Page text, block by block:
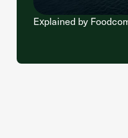
Explained by